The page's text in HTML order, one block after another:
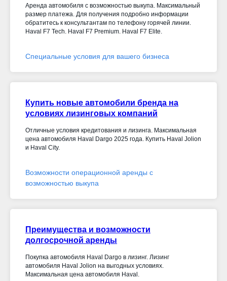
Аренда автомобиля с возможностью выкупа. Максимальный
размер платежа. Для получения подробно информации
обратитесь к консультантам по телефону горячей линии.
Haval F7 Tech. Haval F7 Premium. Haval F7 Elite.
Специальные условия для вашего бизнеса
Купить новые автомобили бренда на
условиях лизинговых компаний
Отличные условия кредитования и лизинга. Максимальная
цена автомобиля Haval Dargo 2025 года. Купить Haval Jolion
и Haval City.
Возможности операционной аренды с
возможностью выкупа
Преимущества и возможности
долгосрочной аренды
Покупка автомобиля Haval Dargo в лизинг. Лизинг
автомобиля Haval Jolion на выгодных условиях.
Максимальная цена автомобиля Haval.